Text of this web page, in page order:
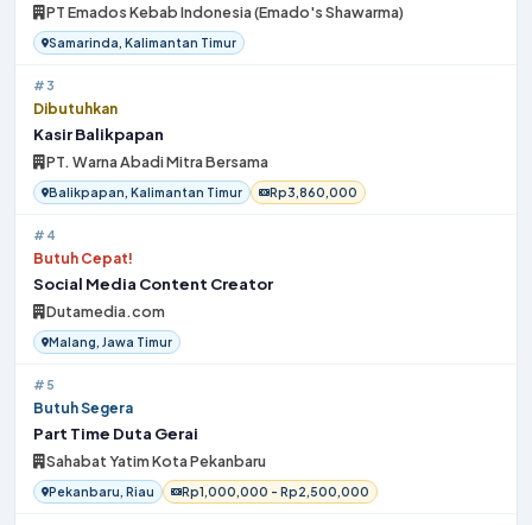
PT Emados Kebab Indonesia (Emado's Shawarma)
Samarinda, Kalimantan Timur
#3
Dibutuhkan
Kasir Balikpapan
PT. Warna Abadi Mitra Bersama
Balikpapan, Kalimantan Timur Rp3,860,000
#4
Butuh Cepat!
Social Media Content Creator
Dutamedia.com
Malang, Jawa Timur
#5
Butuh Segera
Part Time Duta Gerai
Sahabat Yatim Kota Pekanbaru
Pekanbaru, Riau Rp1,000,000 - Rp2,500,000